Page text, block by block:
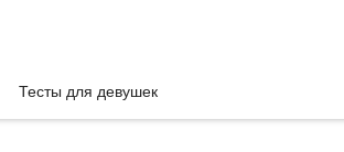
Тесты для девушек